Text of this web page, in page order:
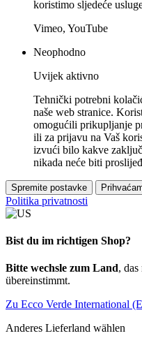
koristimo sljedeće
Vimeo, YouTube
Neophodno
Uvijek aktivno
Tehnički potrebni
naše web stranice.
omogućili prikupljanje
ili za prijavu na Vaš
izvući bilo kakve
nikada neće biti
Spremite postavke
Politika privatnosti
Bist du im richtigen Shop?
Bitte wechsle zum Land,
übereinstimmt.
Zu Ecco Verde International
Anderes Lieferland wählen